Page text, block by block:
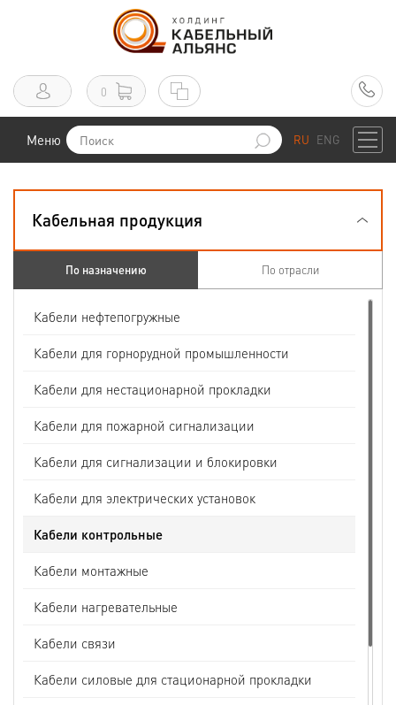
0
Меню RU ENG
Кабельная продукция
По назначению По отрасли
Кабели нефтепогружные
Кабели для горнорудной промышленности
Кабели для нестационарной прокладки
Кабели для пожарной сигнализации
Кабели для сигнализации и блокировки
Кабели для электрических установок
Кабели контрольные
Кабели монтажные
Кабели нагревательные
Кабели связи
Кабели силовые для стационарной прокладки